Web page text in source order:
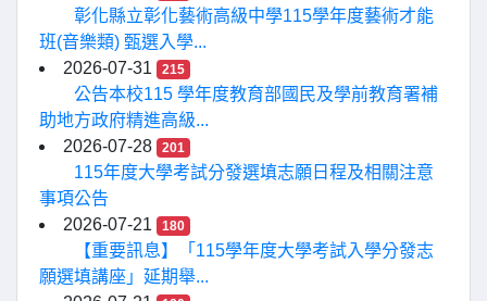
彰化縣立彰化藝術高級中學115學年度藝術才能
班(音樂類) 甄選入學...
2026-07-31
215
公告本校115 學年度教育部國民及學前教育署補
助地方政府精進高級...
2026-07-28
201
115年度大學考試分發選填志願日程及相關注意
事項公告
2026-07-21
180
【重要訊息】「115學年度大學考試入學分發志
願選填講座」延期舉...